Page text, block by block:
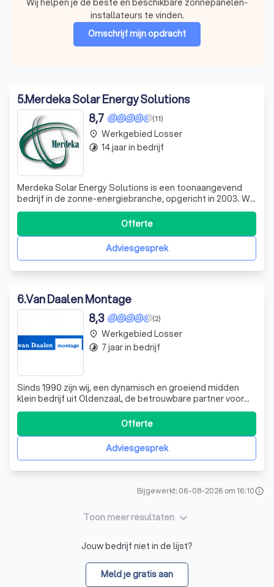
Wij helpen je de beste en beschikbare zonnepanelen-
installateurs te vinden.
Omschrijf mijn opdracht
5.Merdeka Solar Energy Solutions
(11)
8,7
Merdeka Solar Energy Solutions is een toonaangevend
bedrijf in de zonne-energiebranche, opgericht in 2003. Wij
onderscheiden ons door het leveren van hoogwaardige,
rendabele en betrouwbare zonnesystemen. Onze
expertise strekt zich uit van het adviseren van klanten tot
het installeren van zonne-insta
Adviesgesprek
Offerte
place Werkgebied Losser
timelapse 14 jaar in bedrijf
6.Van Daalen Montage
(2)
8,3
Sinds 1990 zijn wij, een dynamisch en groeiend midden
klein bedrijf uit Oldenzaal, de betrouwbare partner voor
de montage van diverse producten voor leveranciers,
particulieren en aannemers. Onze groei heeft ons in 2019
naar Haarlem gebracht, waar we een tweede vestiging
hebben geopend. Onze exper
Adviesgesprek
Offerte
place Werkgebied Losser
timelapse 7 jaar in bedrijf
Bijgewerkt: 06-08-2026 om 16:10info
Toon meer resultaten keyboard_arrow_down
Jouw bedrijf niet in de lijst?
Meld je gratis aan